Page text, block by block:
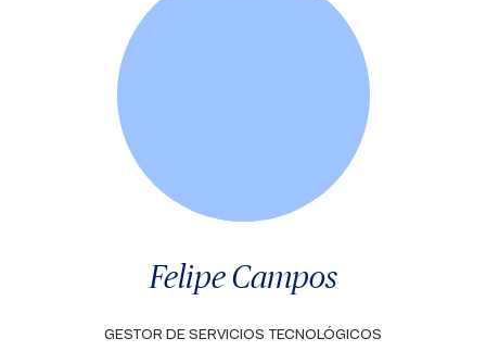
Felipe Campos
GESTOR DE SERVICIOS TECNOLÓGICOS